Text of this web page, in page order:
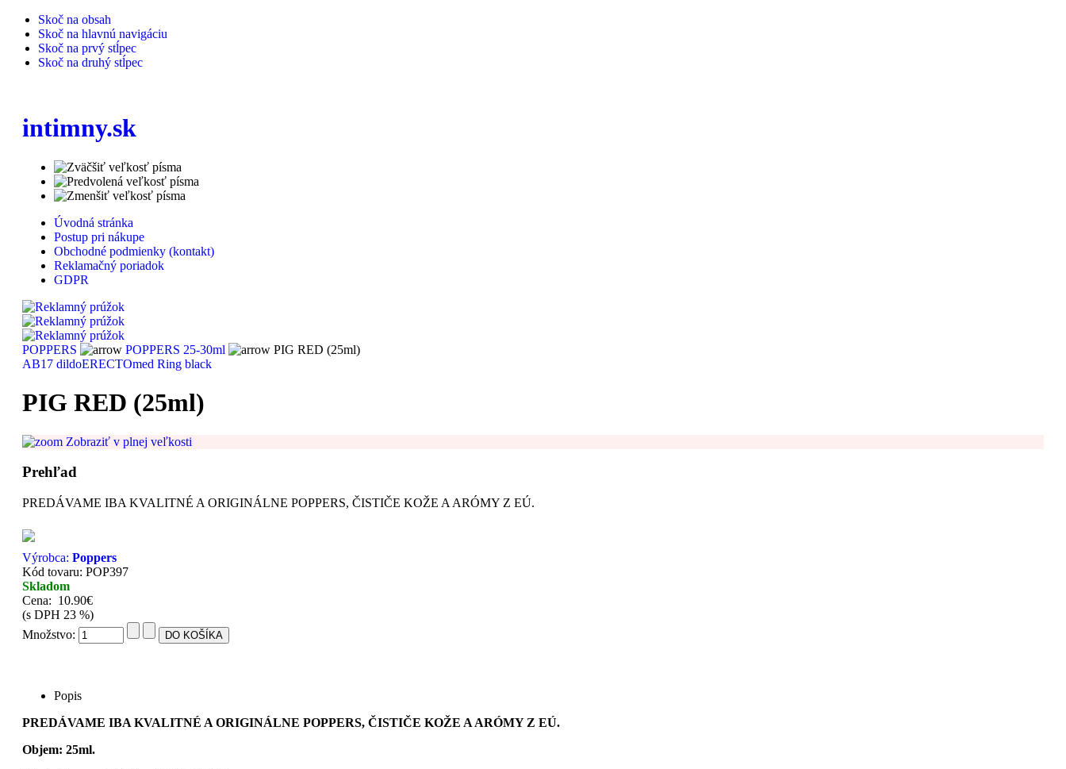
Skoč na obsah
Skoč na hlavnú navigáciu
Skoč na prvý stĺpec
Skoč na druhý stĺpec
intimny.sk
Úvodná stránka
Postup pri nákupe
Obchodné podmienky (kontakt)
Reklamačný poriadok
GDPR
POPPERS POPPERS 25-30ml
PIG RED (25ml)
AB17 dildoERECTOmed Ring black
PIG RED (25ml)
Zobraziť v plnej veľkosti
Prehľad
PREDÁVAME IBA KVALITNÉ A ORIGINÁLNE POPPERS, ČISTIČE KOŽE A ARÓMY Z EÚ.
Výrobca: Poppers
Kód tovaru: POP397
Skladom
Cena: 10.90€
(s DPH 23 %)
Množstvo:
Popis
PREDÁVAME IBA KVALITNÉ A ORIGINÁLNE POPPERS, ČISTIČE KOŽE A ARÓMY Z EÚ.
Objem: 25ml.